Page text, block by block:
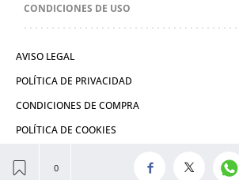
CONDICIONES DE USO
AVISO LEGAL
POLÍTICA DE PRIVACIDAD
CONDICIONES DE COMPRA
POLÍTICA DE COOKIES